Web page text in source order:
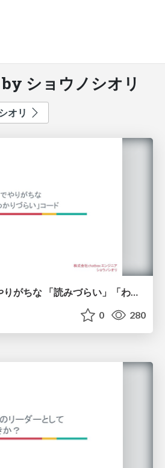
ショウノシオリ
オリ
Nuxt / Vue 開発でやりがちな 「読みづらい」「わかりづらい」コード
0 280